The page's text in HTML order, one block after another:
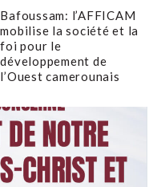
Bafoussam: l’AFFICAM
mobilise la société et la
foi pour le
développement de
l’Ouest camerounais